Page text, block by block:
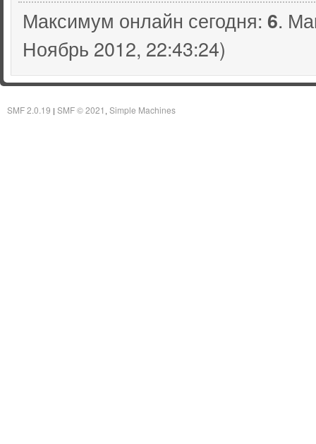
Максимум онлайн сегодня: 6.
Ноябрь 2012, 22:43:24)
SMF 2.0.19 | SMF © 2021 Simple Machines